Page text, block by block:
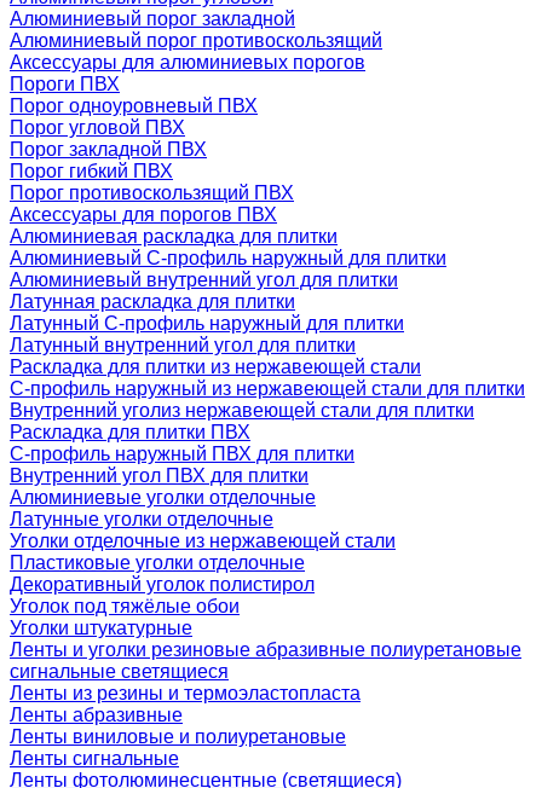
Алюминиевый порог закладной
Алюминиевый порог противоскользящий
Аксессуары для алюминиевых порогов
Пороги ПВХ
Порог одноуровневый ПВХ
Порог угловой ПВХ
Порог закладной ПВХ
Порог гибкий ПВХ
Порог противоскользящий ПВХ
Аксессуары для порогов ПВХ
Алюминиевая раскладка для плитки
Алюминиевый С-профиль наружный для плитки
Алюминиевый внутренний угол для плитки
Латунная раскладка для плитки
Латунный С-профиль наружный для плитки
Латунный внутренний угол для плитки
Раскладка для плитки из нержавеющей стали
С-профиль наружный из нержавеющей стали для плитки
Внутренний уголиз нержавеющей стали для плитки
Раскладка для плитки ПВХ
С-профиль наружный ПВХ для плитки
Внутренний угол ПВХ для плитки
Алюминиевые уголки отделочные
Латунные уголки отделочные
Уголки отделочные из нержавеющей стали
Пластиковые уголки отделочные
Декоративный уголок полистирол
Уголок под тяжёлые обои
Уголки штукатурные
Ленты и уголки резиновые абразивные полиуретановые
сигнальные светящиеся
Ленты из резины и термоэластопласта
Ленты абразивные
Ленты виниловые и полиуретановые
Ленты сигнальные
Ленты фотолюминесцентные (светящиеся)